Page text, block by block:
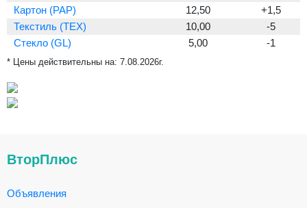
Картон (PAP)
12,50
+1,5
Текстиль (TEX)
10,00
-5
Стекло (GL)
5,00 -1
* Цены действительны на: 7.08.2026г.
ВторПлюс
Объявления